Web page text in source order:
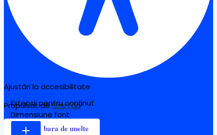
Ajustări la accesibilitate
Propulsat deOneTap
Ascunde bara de unelte
Extensii pentru conținut
Dimensiune font